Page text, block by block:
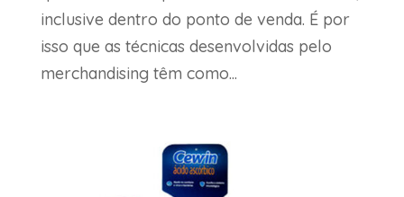
inclusive dentro do ponto de venda. É por
isso que as técnicas desenvolvidas pelo
merchandising têm como...